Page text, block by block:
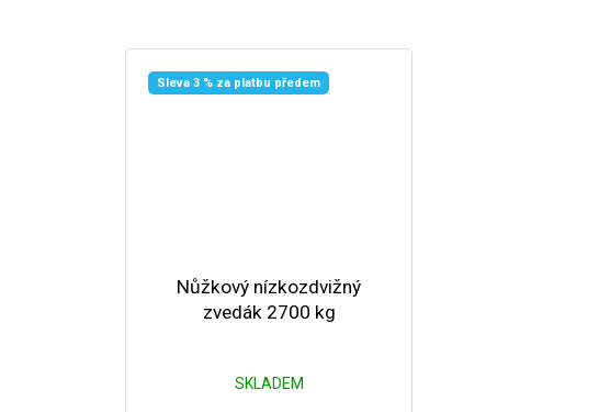
Sleva 3 % za platbu předem
Nůžkový nízkozdvižný
zvedák 2700 kg
SKLADEM